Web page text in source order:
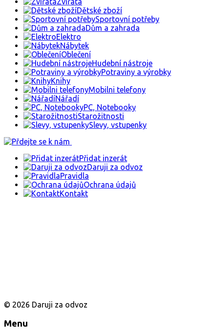
Dětské zboží
Sportovní potřeby
Dům a zahrada
Elektro
Nábytek
Oblečení
Hudební nástroje
Potraviny a výrobky
Knihy
Mobilni telefony
Nářadí
PC, Notebooky
Starožitnosti
Slevy, vstupenky
Přidat inzerát
Daruji za odvoz
Pravidla
Ochrana údajů
Kontakt
© 2026 Daruji za odvoz
Menu